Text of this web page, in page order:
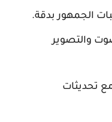
الجمهور بدقة.
والتصوير
تحديثات